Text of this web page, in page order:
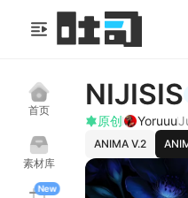
首页
素材库
New
NIJISIS
原创
Yoruuu
ANIMA V.2